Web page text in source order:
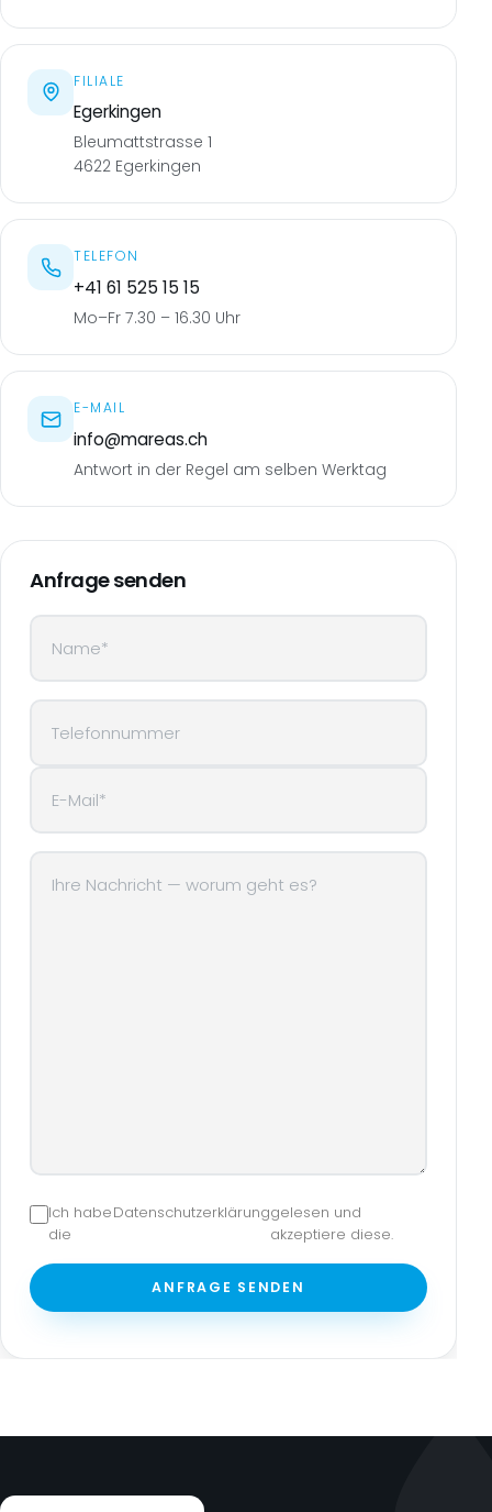
FILIALE
Egerkingen
Bleumattstrasse 1
4622 Egerkingen
TELEFON
+41 61 525 15 15
Mo–Fr 7.30 – 16.30 Uhr
E-MAIL
info@mareas.ch
Antwort in der Regel am selben Werktag
Anfrage senden
Ich habe
die
Datenschutzerklärunggelesen und
akzeptiere diese.